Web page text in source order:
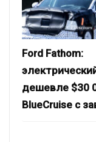
Ford Fathom:
дешевле $30
BlueCruise с